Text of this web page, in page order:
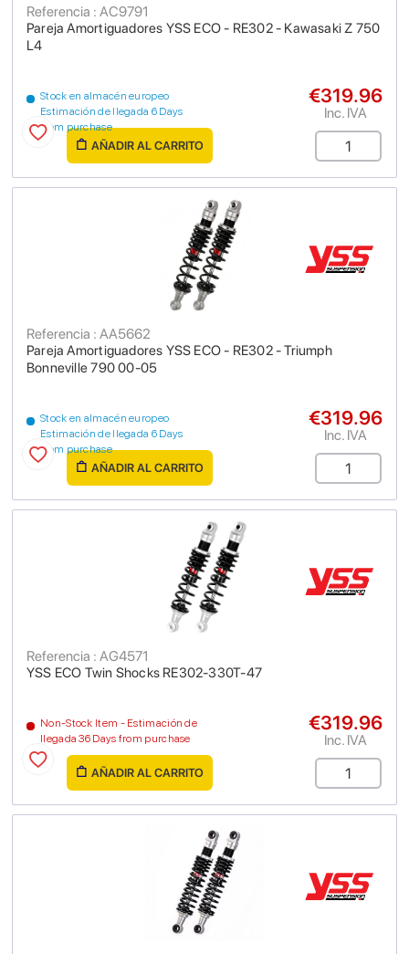
Pareja Amortiguadores YSS ECO - RE302 - Kawasaki Z 750
L4
Referencia : AC9791
Stock en almacén europeo
Estimación de llegada 6 Days
from purchase
€319.96
Inc. IVA
AÑADIR AL CARRITO
Pareja Amortiguadores YSS ECO - RE302 - Triumph
Bonneville 790 00-05
Referencia : AA5662
Stock en almacén europeo
Estimación de llegada 6 Days
from purchase
€319.96
Inc. IVA
AÑADIR AL CARRITO
YSS ECO Twin Shocks RE302-330T-47
Referencia : AG4571
Non-Stock Item - Estimación de
llegada 36 Days from purchase
€319.96
Inc. IVA
AÑADIR AL CARRITO